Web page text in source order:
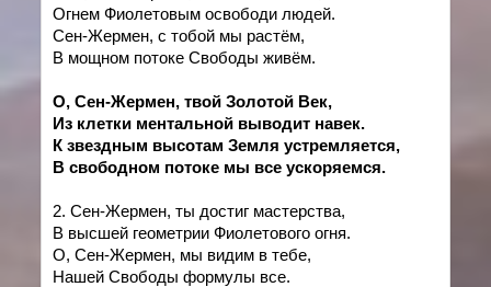
Огнем Фиолетовым освободи людей.
Сен-Жермен, с тобой мы растём,
В мощном потоке Свободы живём.
О, Сен-Жермен, твой Золотой Век,
Из клетки ментальной выводит навек.
К звездным высотам Земля устремляется,
В свободном потоке мы все ускоряемся.
2. Сен-Жермен, ты достиг мастерства,
В высшей геометрии Фиолетового огня.
О,Сен-Жермен, мы видим в тебе,
Нашей Свободы формулы все.